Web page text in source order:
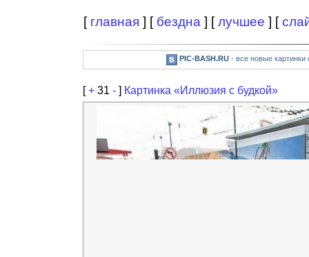
[ главная ] [ бездна ] [лучшее ] [
PIC-BASH.RU- все новые картинки
[+ 31 - ] Картинка «Иллюзия с будкой»